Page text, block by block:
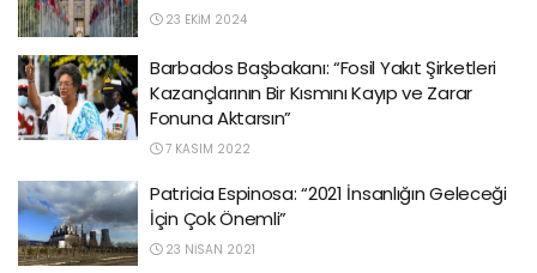
23 EKIM 2024
Barbados Başbakanı: “Fosil Yakıt Şirketleri
Kazançlarının Bir Kısmını Kayıp ve Zarar
Fonuna Aktarsın”
7 KASIM 2022
Patricia Espinosa: “2021 İnsanlığın Geleceği
İçin Çok Önemli”
23 NISAN 2021